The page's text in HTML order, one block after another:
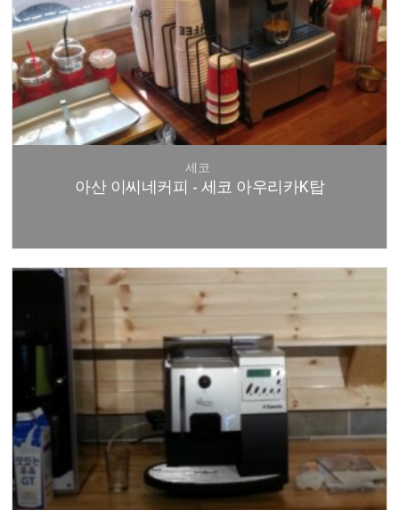
세코
아산 이씨네커피 - 세코 아우리카K탑